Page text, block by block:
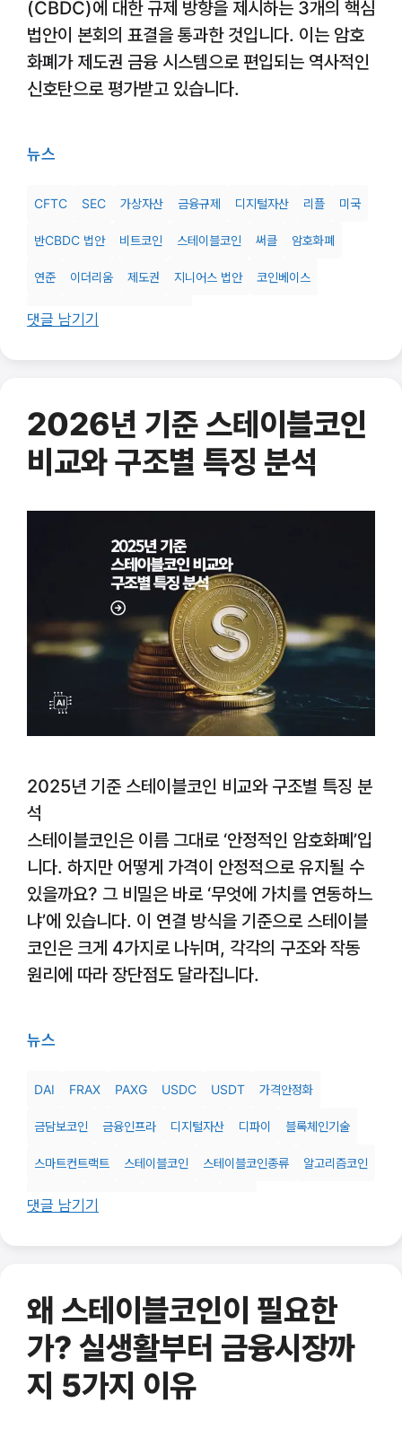
(CBDC)에 대한 규제 방향을 제시하는 3개의 핵심
법안이 본회의 표결을 통과한 것입니다. 이는 암호
화폐가 제도권 금융 시스템으로 편입되는 역사적인
신호탄으로 평가받고 있습니다.
뉴스
CFTC SEC 가상자산 금융규제 디지털자산 리플 미국
반CBDC 법안 비트코인 스테이블코인 써클 암호화폐
연준 이더리움 제도권 지니어스 법안 코인베이스
클래리티 법안
댓글 남기기
2026년 기준 스테이블코인
비교와 구조별 특징 분석
2025년 기준 스테이블코인 비교와 구조별 특징 분
석
스테이블코인은 이름 그대로 ‘안정적인 암호화폐’입
니다. 하지만 어떻게 가격이 안정적으로 유지될 수
있을까요? 그 비밀은 바로 ‘무엇에 가치를 연동하느
냐’에 있습니다. 이 연결 방식을 기준으로 스테이블
코인은 크게 4가지로 나뉘며, 각각의 구조와 작동
원리에 따라 장단점도 달라집니다.
뉴스
DAI FRAX PAXG USDC USDT 가격안정화
금담보코인 금융인프라 디지털자산 디파이 블록체인기술
스마트컨트랙트 스테이블코인 스테이블코인종류 알고리즘코인
암호화폐 차익거래
댓글 남기기
왜 스테이블코인이 필요한
가? 실생활부터 금융시장까
지 5가지 이유